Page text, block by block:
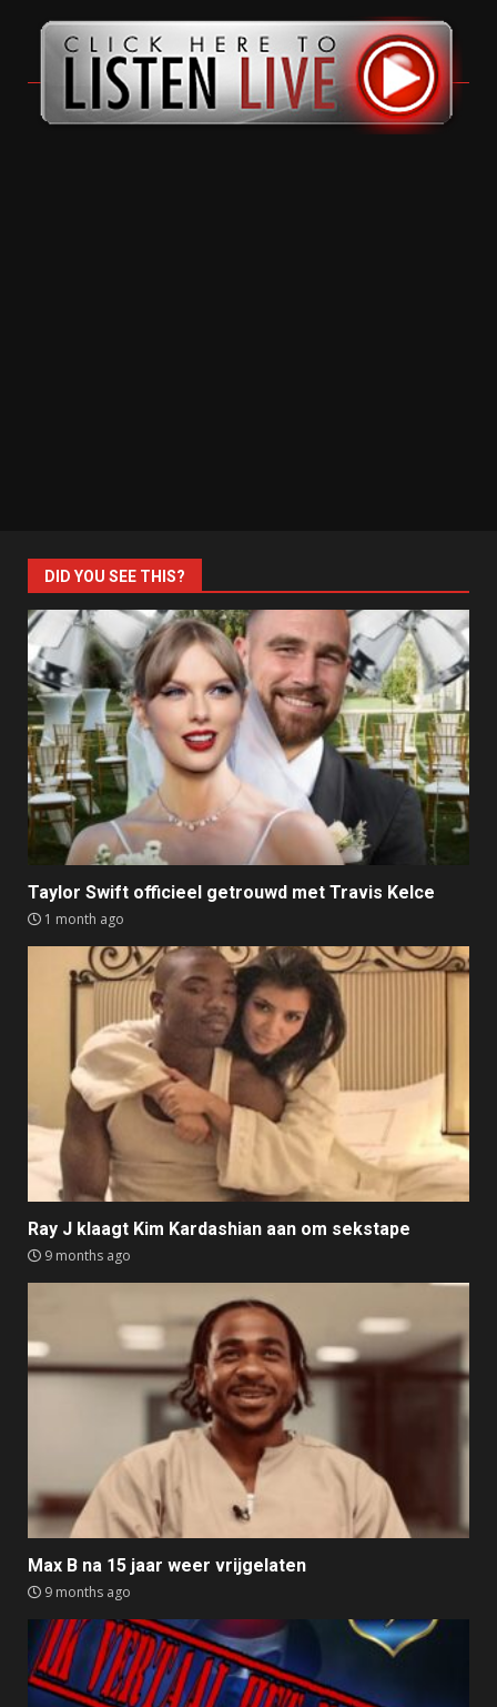
DID YOU SEE THIS?
Taylor Swift officieel getrouwd met Travis Kelce
1 month ago
Ray J klaagt Kim Kardashian aan om sekstape
9 months ago
Max B na 15 jaar weer vrijgelaten
9 months ago